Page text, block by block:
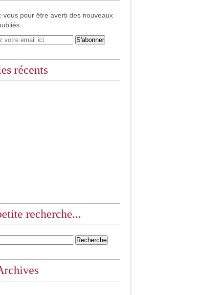
vous pour être averti des nouveaux
récents
recherche...